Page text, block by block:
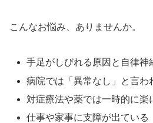
こんなお悩み、ありませんか。
手足がしびれる原因と自律神
病院では「異常なし」と言わ
対症療法や薬では一時的に楽
仕事や家事に支障が出ている